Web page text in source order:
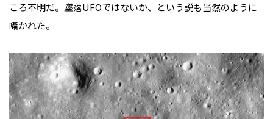
ころ不明だ。墜落UFOではないか、という説も当然のように
囁かれた。